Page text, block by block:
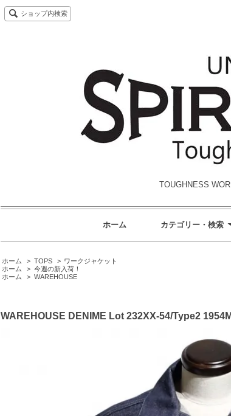
ショップ内検索
TOUGHNESS
ホーム カテゴリー・検索
ホーム > TOPS > ワークジャケット
ホーム
> 今週の新入荷！
ホーム
> WAREHOUSE
WAREHOUSE DENIME Lot 232XX-54/Type2